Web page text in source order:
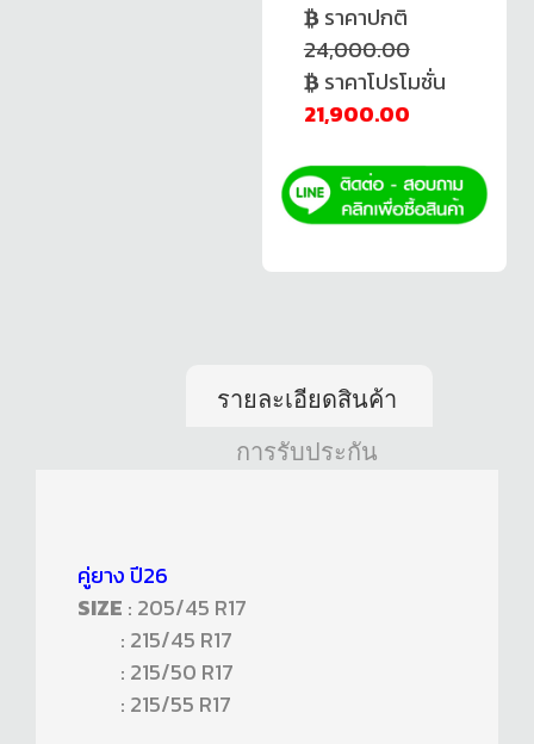
ราคาปกติ
24,000.00
ราคาโปรโมชั่น
21,900.00
รายละเอียดสินค้า
การรับประกัน
คู่ยาง ปี26
SIZE : 205/45 R17
: 215/45 R17
: 215/50 R17
: 215/55 R17